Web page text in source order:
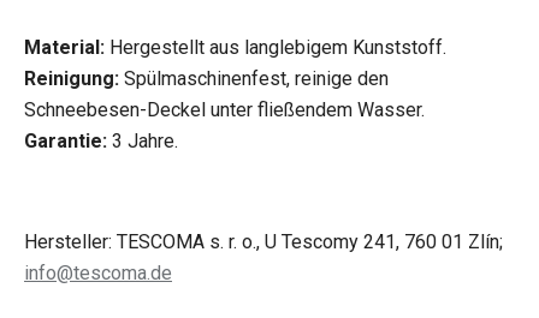
Material: Hergestellt aus langlebigem Kunststoff.
Reinigung: Spülmaschinenfest, reinige den
Schneebesen-Deckel unter fließendem Wasser.
Garantie: 3 Jahre.
Hersteller: TESCOMA s. r. o., U Tescomy 241, 760 01 Zlín;
info@tescoma.de